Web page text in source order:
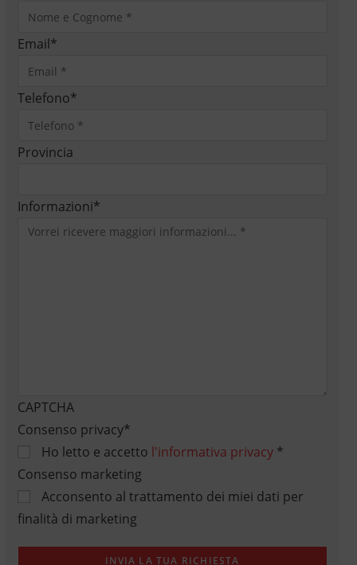
Email*
Telefono*
Provincia
Informazioni*
CAPTCHA
Consenso privacy*
Ho letto e accetto l'informativa privacy*
Consenso marketing
Acconsento al trattamento dei miei dati per
finalità di marketing